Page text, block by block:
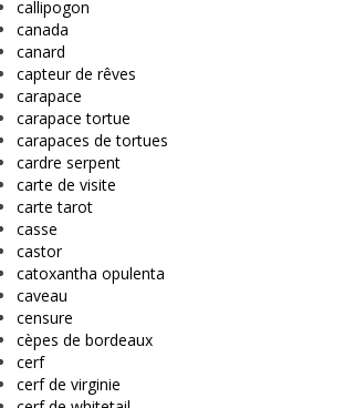
callipogon
canada
canard
capteur de rêves
carapace
carapace tortue
carapaces de tortues
cardre serpent
carte de visite
carte tarot
casse
castor
catoxantha opulenta
caveau
censure
cèpes de bordeaux
cerf
cerf de virginie